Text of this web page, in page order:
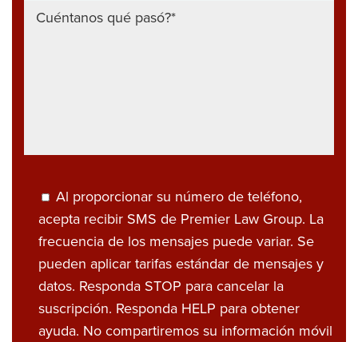
Al proporcionar su número de teléfono,
acepta recibir SMS de Premier Law Group. La
frecuencia de los mensajes puede variar. Se
pueden aplicar tarifas estándar de mensajes y
datos. Responda STOP para cancelar la
suscripción. Responda HELP para obtener
ayuda. No compartiremos su información móvil